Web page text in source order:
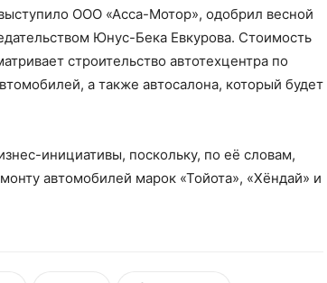
ООО «Асса-Мотор», одобрил весной
Юнус-Бека Евкурова. Стоимость
строительство автотехцентра по
а также автосалона, который будет
инициативы, поскольку, по её словам,
автомобилей марок «Тойота», «Хёндай» и